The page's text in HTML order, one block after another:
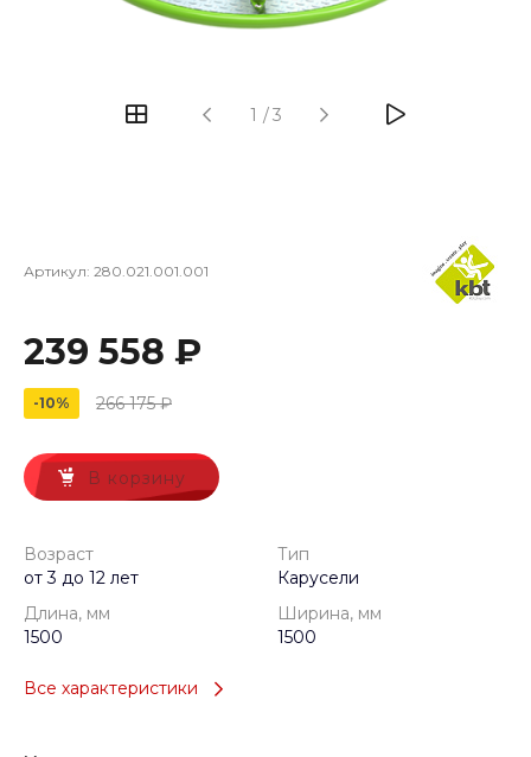
1 /3
Артикул: 280.021.001.001
239 558 ₽
-10% 266 175 ₽
В корзину
Возраст
от 3 до 12 лет
Тип
Карусели
Длина, мм
1500
Ширина, мм
1500
Все характеристики